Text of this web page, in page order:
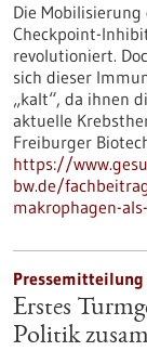
Die
Checkpoint-
revolutioniert.
sich dieser
„kalt“, da ihnen
aktuelle
Freiburger
https://
bw.de/
makrophagen-
Pressemitteilung
Erstes
Politik